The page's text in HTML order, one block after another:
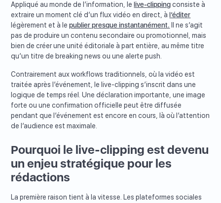
Appliqué au monde de l’information, lelive-clippingconsiste à
extraire un moment clé d’un flux vidéo en direct, àl’éditer
légèrement et à lepublier presque instantanément. Il ne s’agit
pas de produire un contenu secondaire ou promotionnel, mais
bien de créer une unité éditoriale à part entière, au même titre
qu’un titre de breaking news ou une alerte push.
Contrairement aux workflows traditionnels, où la vidéo est
traitée après l’événement, le live-clipping s’inscrit dans une
logique de temps réel. Une déclaration importante, une image
forte ou une confirmation officielle peut être diffusée
pendant que l’événement est encore en cours, là où l’attention
de l’audience est maximale.
Pourquoi le live-clipping est devenu
un enjeu stratégique pour les
rédactions
La première raison tient à la vitesse. Les plateformes sociales